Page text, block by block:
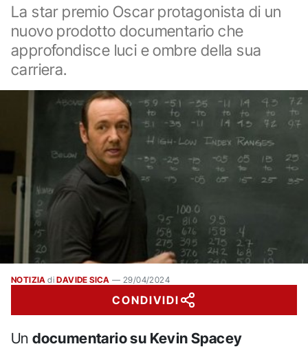
La star premio Oscar protagonista di un
nuovo prodotto documentario che
approfondisce luci e ombre della sua
carriera.
NOTIZIA di DAVIDE SICA —29/04/2024
CONDIVIDI
Undocumentario su Kevin Spacey